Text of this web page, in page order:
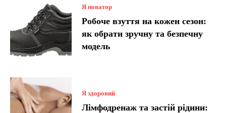
Я новатор
Робоче взуття на кожен сезон:
як обрати зручну та безпечну
модель
Я здоровий
Лімфодренаж та застій рідини: